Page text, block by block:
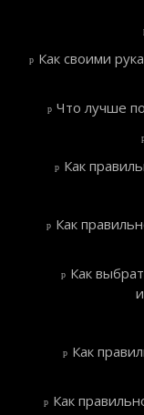
Как своими
Что лучше
Как
Как
Как
Как
Как